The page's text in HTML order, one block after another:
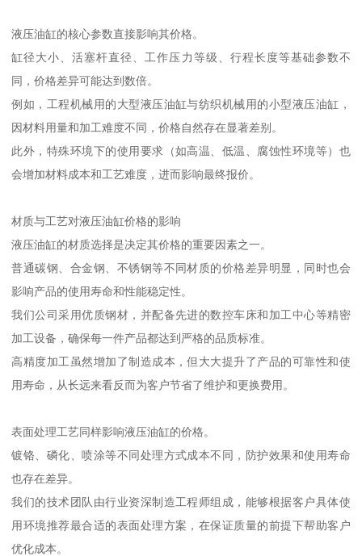
液压油缸的核心参数直接影响其价格。
缸径大小、活塞杆直径、工作压力等级、行程长度等基础参数不
同，价格差异可能达到数倍。
例如，工程机械用的大型液压油缸与纺织机械用的小型液压油缸，
因材料用量和加工难度不同，价格自然存在显著差别。
此外，特殊环境下的使用要求（如高温、低温、腐蚀性环境等）也
会增加材料成本和工艺难度，进而影响最终报价。
材质与工艺对液压油缸价格的影响
液压油缸的材质选择是决定其价格的重要因素之一。
普通碳钢、合金钢、不锈钢等不同材质的价格差异明显，同时也会
影响产品的使用寿命和性能稳定性。
我们公司采用优质钢材，并配备先进的数控车床和加工中心等精密
加工设备，确保每一件产品都达到严格的品质标准。
高精度加工虽然增加了制造成本，但大大提升了产品的可靠性和使
用寿命，从长远来看反而为客户节省了维护和更换费用。
表面处理工艺同样影响液压油缸的价格。
镀铬、磷化、喷涂等不同处理方式成本不同，防护效果和使用寿命
也存在差异。
我们的技术团队由行业资深制造工程师组成，能够根据客户具体使
用环境推荐最合适的表面处理方案，在保证质量的前提下帮助客户
优化成本。